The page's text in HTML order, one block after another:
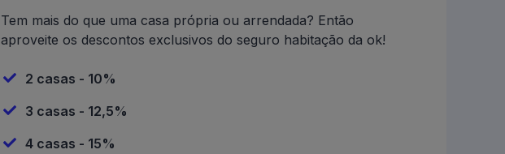
Tem mais do que uma casa própria ou arrendada? Então
aproveite os descontos exclusivos do seguro habitação da ok!
2 casas - 10%
3 casas - 12,5%
4 casas - 15%